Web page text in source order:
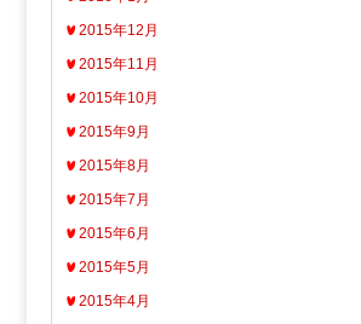
2015年12月
2015年11月
2015年10月
2015年9月
2015年8月
2015年7月
2015年6月
2015年5月
2015年4月